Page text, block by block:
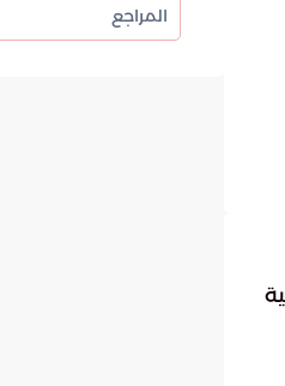
المراجع